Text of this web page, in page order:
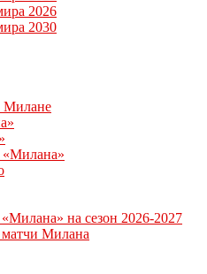
2026
2030
Милане
«Милана»
на сезон 2026-2027
Милана